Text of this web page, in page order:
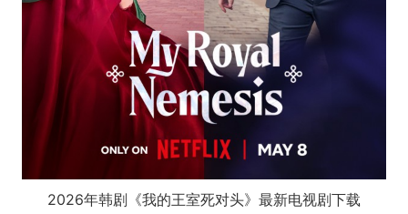
2026年韩剧《我的王室死对头》最新电视剧下载